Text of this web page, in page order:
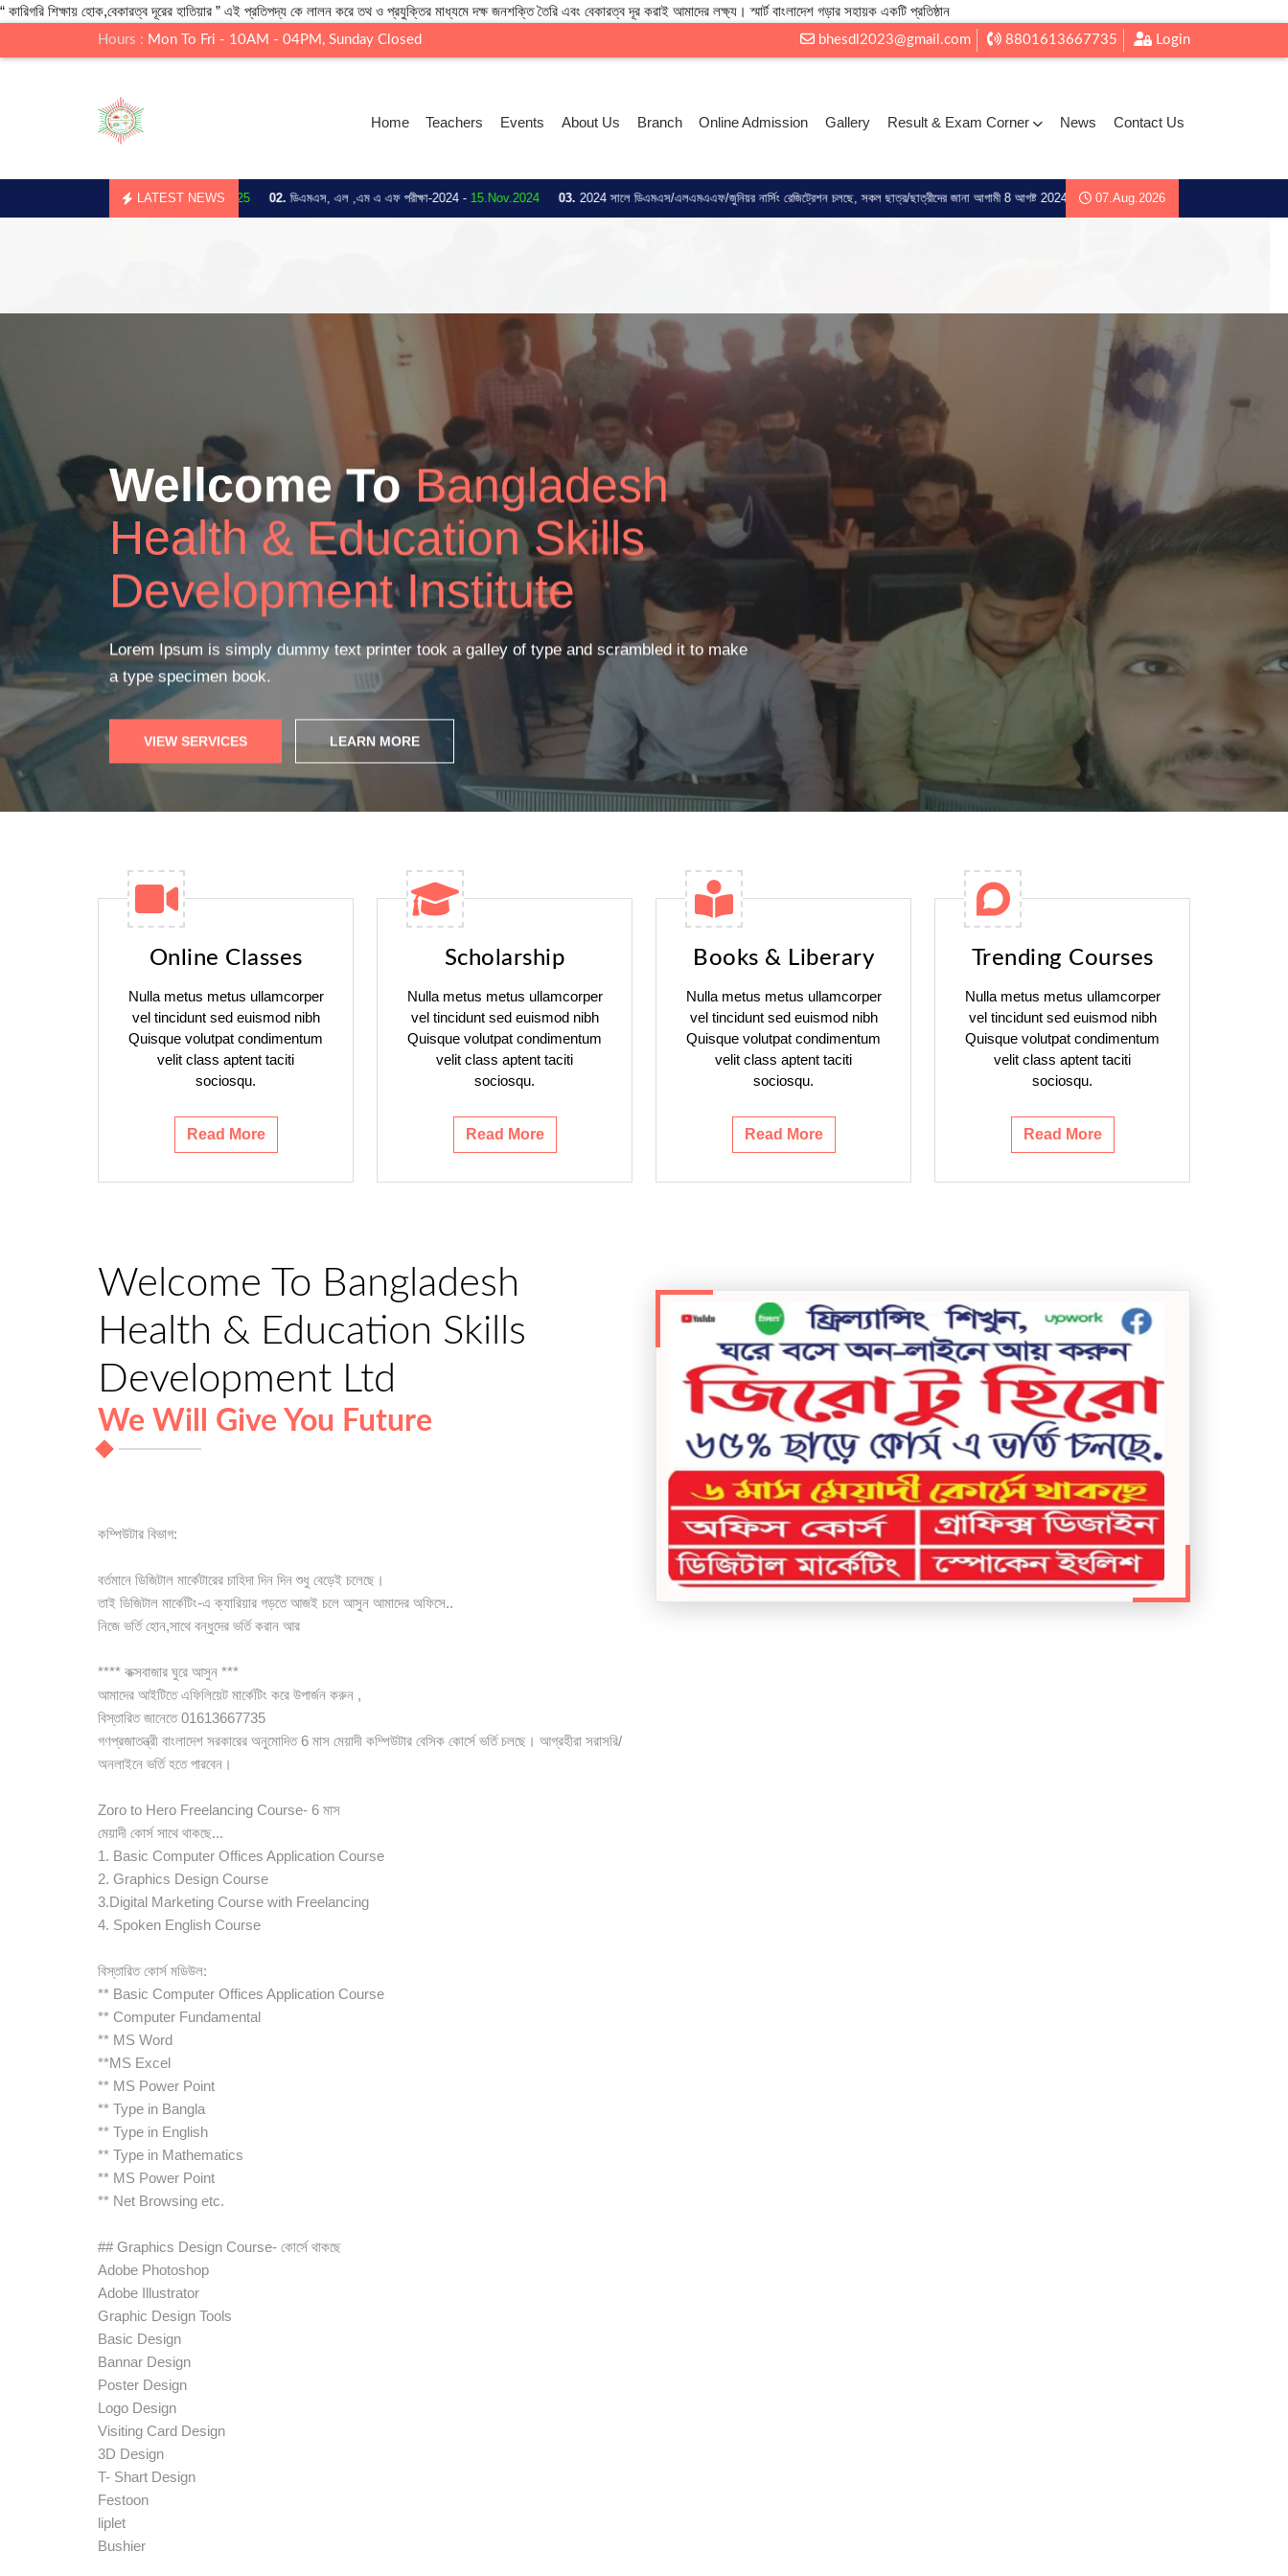
“ কারিগরি শিক্ষায় হোক,বেকারত্ব দূরের হাতিয়ার ” এই প্রতিপদ্য কে লালন করে তথ ও প্রযুক্তির মাধ্যমে দক্ষ জনশক্তি তৈরি এবং বেকারত্ব দূর করাই আমাদের লক্ষ্য। স্মার্ট বাংলাদেশ গড়ার সহায়ক একটি প্রতিষ্ঠান
Hours : Mon To Fri - 10AM - 04PM, Sunday Closed bhesdl2023@gmail.com 8801613667735 Login
Home Teachers Events About Us Branch Online Admission Gallery Result & Exam Corner News Contact Us
LATEST NEWS
17.Jul.2025 02.ডিএমএস, এল ,এম এ এফ পরীক্ষা-2024 - 15.Nov.2024 03.2024 সালে ডিএমএস/এলএমএএফ/জুনিয়র নার্সিং রেজিট্রেশন চলছে, সকল ছাত্র/ছাত্রীদের জানা আগামী 8 আগষ্ট 2024 ইং মধ্য রেজিট্রেশন জন্য আদেশ করা হচ্ছে ্ 1.ছবি 2. ভোটার আইডি
07.Aug.2026
Online Live ClassFacility
Lorem Ipsum is simply dummy text printer took a galley of type and scrambled it to make
a type specimen book.
READ MORE GET STARTED
Online Classes
Nulla metus metus ullamcorper
vel tincidunt sed euismod nibh
Quisque volutpat condimentum
velit class aptent taciti
sociosqu.
Read More
Scholarship
Nulla metus metus ullamcorper
vel tincidunt sed euismod nibh
Quisque volutpat condimentum
velit class aptent taciti
sociosqu.
Read More
Books & Liberary
Nulla metus metus ullamcorper
vel tincidunt sed euismod nibh
Quisque volutpat condimentum
velit class aptent taciti
sociosqu.
Read More
Trending Courses
Nulla metus metus ullamcorper
vel tincidunt sed euismod nibh
Quisque volutpat condimentum
velit class aptent taciti
sociosqu.
Read More
Welcome To Bangladesh
Health & Education Skills
Development Ltd
We Will Give You Future
কম্পিউটার বিভাগ:
বর্তমানে ডিজিটাল মার্কেটারের চাহিদা দিন দিন শুধু বেড়েই চলেছে।
তাই ডিজিটাল মার্কেটিং-এ ক্যারিয়ার গড়তে আজই চলে আসুন আমাদের অফিসে..
নিজে ভর্তি হোন,সাথে বন্ধুদের ভর্তি করান আর
**** কক্সবাজার ঘুরে আসুন ***
আমাদের আইটিতে এফিলিয়েট মার্কেটিং করে উপার্জন করুন ,
বিস্তারিত জানেতে 01613667735
গণপ্রজাতন্ত্রী বাংলাদেশ সরকারের অনুমোদিত 6 মাস মেয়াদী কম্পিউটার বেসিক কোর্সে ভর্তি চলছে। আগ্রহীরা সরাসরি/
অনলাইনে ভর্তি হতে পারবেন।
Zoro to Hero Freelancing Course- 6 মাস
মেয়াদী কোর্স সাথে থাকছে...
1. Basic Computer Offices Application Course
2. Graphics Design Course
3.Digital Marketing Course with Freelancing
4. Spoken English Course
বিস্তারিত কোর্স মডিউল:
** Basic Computer Offices Application Course
** Computer Fundamental
** MS Word
**MS Excel
** MS Power Point
** Type in Bangla
** Type in English
** Type in Mathematics
** MS Power Point
** Net Browsing etc.
## Graphics Design Course- কোর্সে থাকছে
Adobe Photoshop
Adobe Illustrator
Graphic Design Tools
Basic Design
Bannar Design
Poster Design
Logo Design
Visiting Card Design
3D Design
T- Shart Design
Festoon
liplet
Bushier